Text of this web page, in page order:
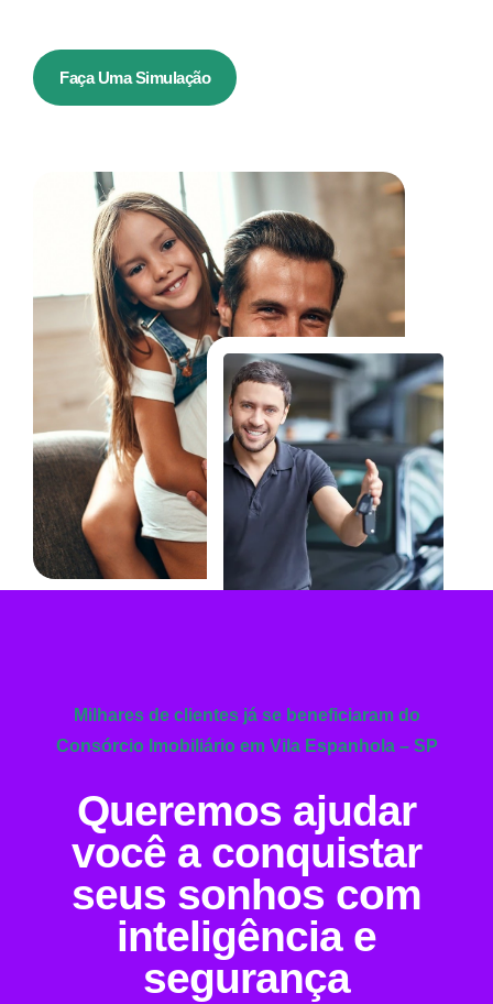
Faça Uma Simulação
Milhares de clientes já se beneficiaram do
Consórcio Imobiliário em Vila Espanhola – SP
Queremos ajudar
você a conquistar
seus sonhos com
inteligência e
segurança